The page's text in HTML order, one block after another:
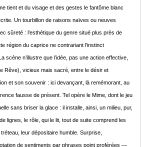
tient et du visage et des gestes le fantôme blanc
Un tourbillon de raisons naïves ou neuves
sûreté : l’esthétique du genre situé plus près de
région du caprice ne contrariant l’instinct
scène n’illustre que l’idée, pas une action effective,
Rêve), vicieux mais sacré, entre le désir et
et son souvenir : ici devançant, là remémorant, au
fausse de présent. Tel opère le Mime, dont le jeu
sans briser la glace : il installe, ainsi, un milieu, pur,
lignes, le rôle, qui le lit, tout de suite comprend les
leur dépositaire humble. Surprise,
de sentiments par phrases point proférées —